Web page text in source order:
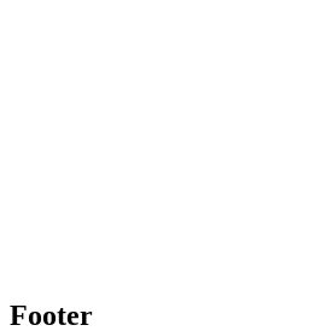
Footer